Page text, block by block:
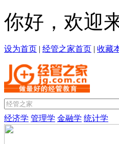
你好，欢迎
设为首页 | 经管之家首页 | 收藏
经济学 管理学 金融学 统计学